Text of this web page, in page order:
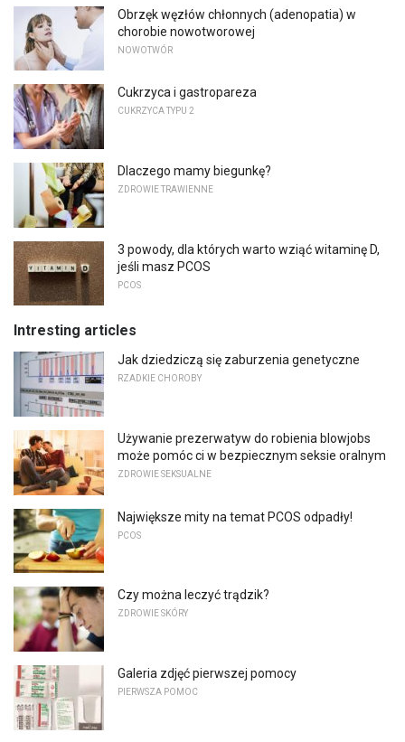
Obrzęk węzłów chłonnych (adenopatia) w
chorobie nowotworowej
NOWOTWÓR
Cukrzyca i gastropareza
CUKRZYCA TYPU 2
Dlaczego mamy biegunkę?
ZDROWIE TRAWIENNE
3 powody, dla których warto wziąć witaminę D,
jeśli masz PCOS
PCOS
Intresting articles
Jak dziedziczą się zaburzenia genetyczne
RZADKIE CHOROBY
Używanie prezerwatyw do robienia blowjobs
może pomóc ci w bezpiecznym seksie oralnym
ZDROWIE SEKSUALNE
Największe mity na temat PCOS odpadły!
PCOS
Czy można leczyć trądzik?
ZDROWIE SKÓRY
Galeria zdjęć pierwszej pomocy
PIERWSZA POMOC